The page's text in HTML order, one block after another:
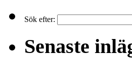
Sök efter:
Senaste